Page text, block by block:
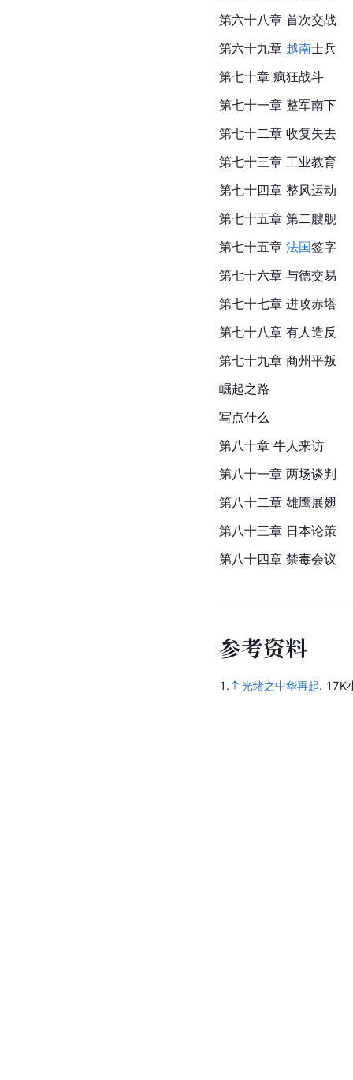
第六十八章 首次交战
第六十九章 越南士兵
第七十章 疯狂战斗
第七十一章 整军南下
第七十二章 收复失去
第七十三章 工业教育
第七十四章 整风运动
第七十五章 第二艘舰
第七十五章 法国签字
第七十六章 与德交易
第七十七章 进攻赤塔
第七十八章 有人造反
第七十九章 商州平叛
崛起之路
写点什么
第八十章 牛人来访
第八十一章 两场谈判
第八十二章 雄鹰展翅
第八十三章 日本论策
第八十四章 禁毒会议
参考资料
1. 光绪之中华再起. 17K